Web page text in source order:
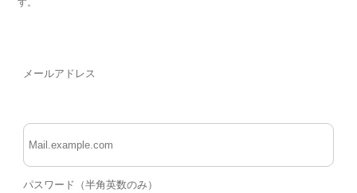
す。
メールアドレス
パスワード（半角英数のみ）